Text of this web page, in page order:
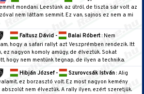
mondani. Leestünk az útról, de tiszta sár volt az
nem láttam semmit. Ez van, sajnos ez nem a mi
Faltusz Dávid - Balai Róbert: Nem
hogy a safari rallyt azt Veszprémben rendezik. Itt
ez nagyon komoly amúgy, de élveztük. Sokat
hogy nem mentünk tegnap, de ilyen a technika.
Hibján József - Szurovcsák István: Alig
ez borzasztó volt. Ez most nagyon kemény
nem élveztük. A rally ilyen, ezért szeretjük.